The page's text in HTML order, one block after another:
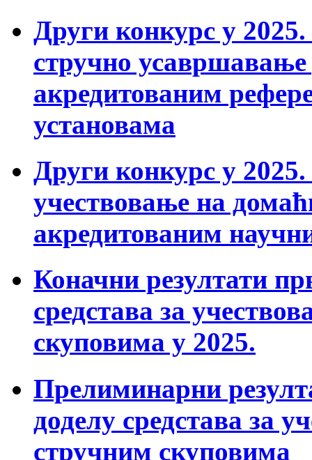
Други конкурс у 2025.
стручно
акредитованим
установама
Други конкурс у 2025.
учествовање на
акредитованим
Коначни резултати
средстава за
скуповима у 2025.
Прелиминарни
доделу средстава за
стручним скуповима